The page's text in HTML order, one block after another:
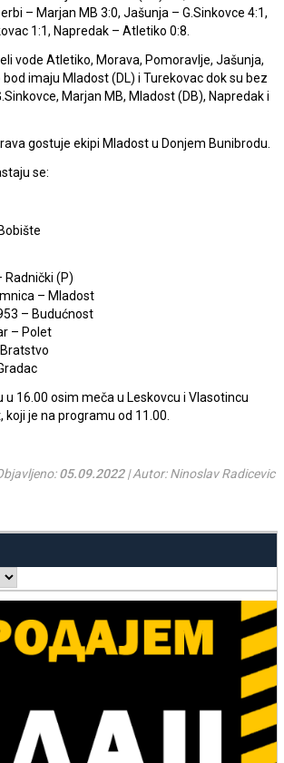
– Marjan MB 3:0, Jašunja – G.Sinkovce 4:1,
1:1, Napredak – Atletiko 0:8.
vode Atletiko, Morava, Pomoravlje, Jašunja,
bod imaju Mladost (DL) i Turekovac dok su bez
Marjan MB, Mladost (DB), Napredak i
gostuje ekipi Mladost u Donjem Bunibrodu.
se:
Radnički (P)
– Mladost
– Budućnost
– Polet
u 16.00 osim meča u Leskovcu i Vlasotincu
koji je na programu od 11.00.
05.09.2022| Autor: Ninoslav Radicevic